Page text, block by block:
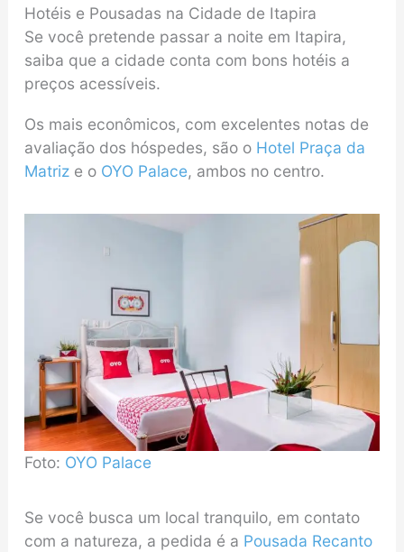
Hotéis e Pousadas na Cidade de Itapira
Se você pretende passar a noite em Itapira,
saiba que a cidade conta com bons hotéis a
preços acessíveis.
Os mais econômicos, com excelentes notas de
avaliação dos hóspedes, são o Hotel Praça da
Matrize o OYO Palace, ambos no centro.
Foto: OYO Palace
Se você busca um local tranquilo, em contato
com a natureza, a pedida é a Pousada Recanto